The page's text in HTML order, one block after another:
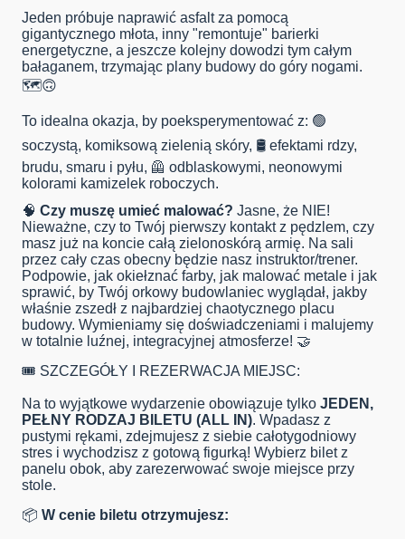
Jeden próbuje naprawić asfalt za pomocą
gigantycznego młota, inny "remontuje" barierki
energetyczne, a jeszcze kolejny dowodzi tym całym
bałaganem, trzymając plany budowy do góry nogami.
🗺️🙃
To idealna okazja, by poeksperymentować z: 🟢
soczystą, komiksową zielenią skóry, 🛢️ efektami rdzy,
brudu, smaru i pyłu, 🦺 odblaskowymi, neonowymi
kolorami kamizelek roboczych.
🧠 Czy muszę umieć malować? Jasne, że NIE!
Nieważne, czy to Twój pierwszy kontakt z pędzlem, czy
masz już na koncie całą zielonoskórą armię. Na sali
przez cały czas obecny będzie nasz instruktor/trener.
Podpowie, jak okiełznać farby, jak malować metale i jak
sprawić, by Twój orkowy budowlaniec wyglądał, jakby
właśnie zszedł z najbardziej chaotycznego placu
budowy. Wymieniamy się doświadczeniami i malujemy
w totalnie luźnej, integracyjnej atmosferze! 🤝
🎟️ SZCZEGÓŁY I REZERWACJA MIEJSC:
Na to wyjątkowe wydarzenie obowiązuje tylko JEDEN,
PEŁNY RODZAJ BILETU (ALL IN). Wpadasz z
pustymi rękami, zdejmujesz z siebie całotygodniowy
stres i wychodzisz z gotową figurką! Wybierz bilet z
panelu obok, aby zarezerwować swoje miejsce przy
stole.
📦 W cenie biletu otrzymujesz: